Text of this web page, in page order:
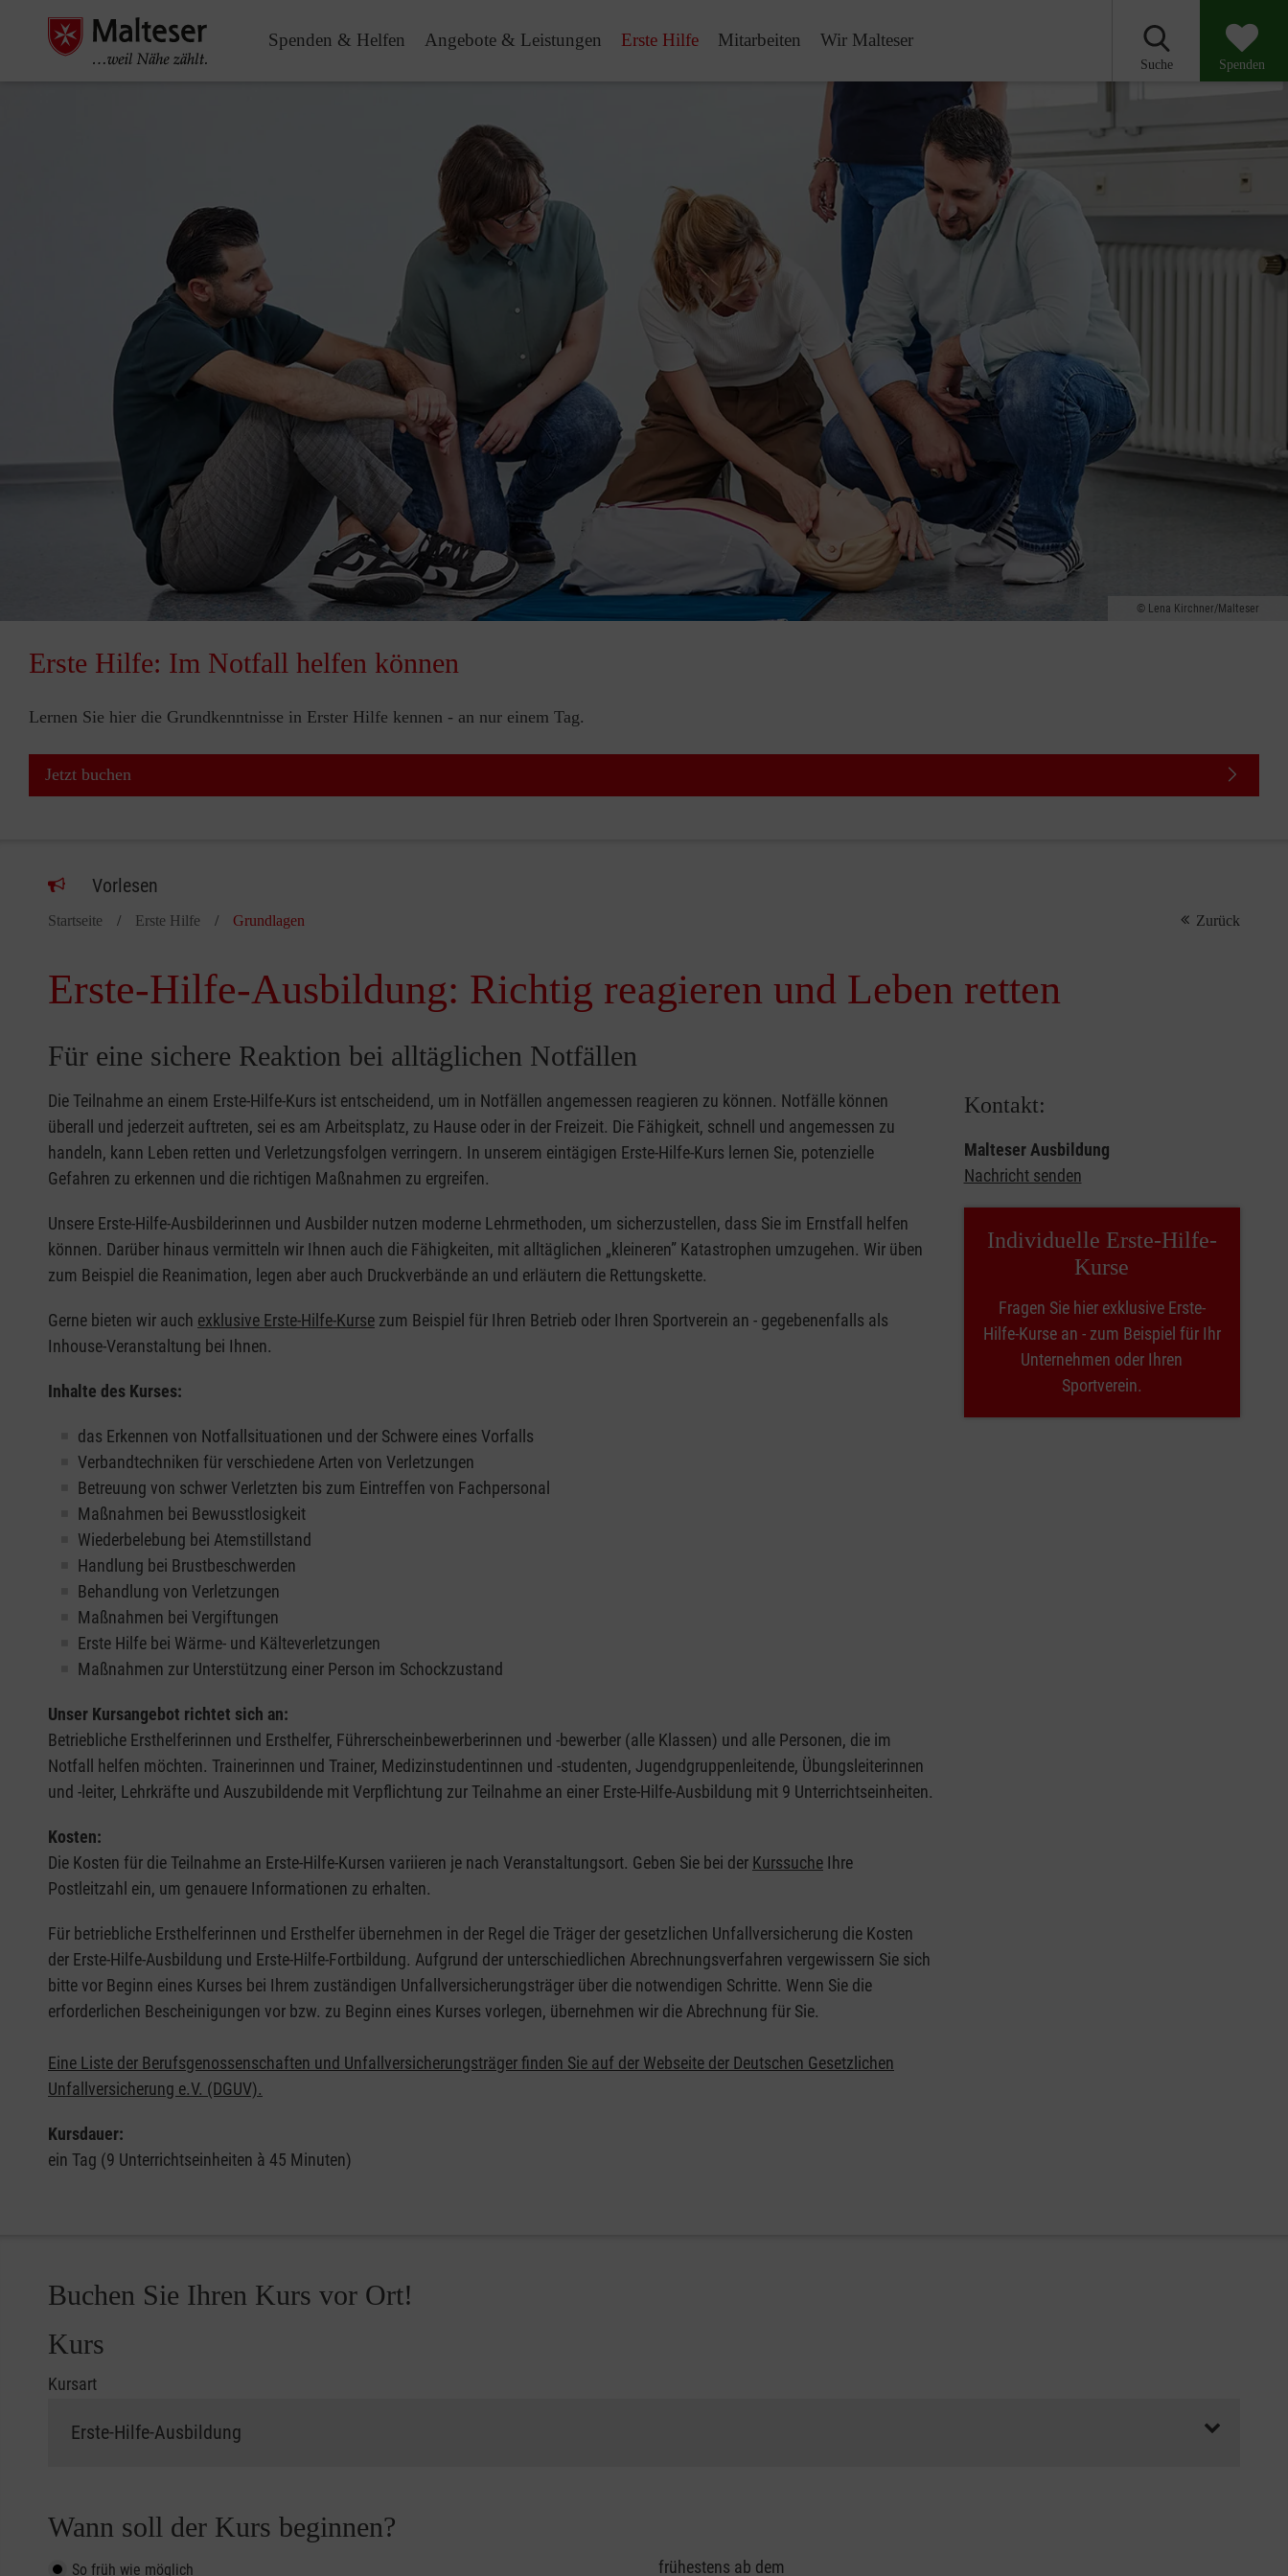
Spenden & Helfen Angebote & Leistungen Erste Hilfe Mitarbeiten Wir Malteser
Suche Spenden
Lena Kirchner/Malteser
Erste Hilfe: Im Notfall helfen können
Lernen Sie hier die Grundkenntnisse in Erster Hilfe kennen - an nur einem Tag.
Jetzt buchen
Vorlesen
Startseite Erste Hilfe Grundlagen Zurück
Erste-Hilfe-Ausbildung: Richtig reagieren und Leben retten
Für eine sichere Reaktion bei alltäglichen Notfällen
Die Teilnahme an einem Erste-Hilfe-Kurs ist entscheidend, um in Notfällen angemessen reagieren zu können. Notfälle können
überall und jederzeit auftreten, sei es am Arbeitsplatz, zu Hause oder in der Freizeit. Die Fähigkeit, schnell und angemessen zu
handeln, kann Leben retten und Verletzungsfolgen verringern. In unserem eintägigen Erste-Hilfe-Kurs lernen Sie, potenzielle
Gefahren zu erkennen und die richtigen Maßnahmen zu ergreifen.
Unsere Erste-Hilfe-Ausbilderinnen und Ausbilder nutzen moderne Lehrmethoden, um sicherzustellen, dass Sie im Ernstfall helfen
können. Darüber hinaus vermitteln wir Ihnen auch die Fähigkeiten, mit alltäglichen „kleineren” Katastrophen umzugehen. Wir üben
zum Beispiel die Reanimation, legen aber auch Druckverbände an und erläutern die Rettungskette.
Gerne bieten wir auch exklusive Erste-Hilfe-Kurse zum Beispiel für Ihren Betrieb oder Ihren Sportverein an - gegebenenfalls als
Inhouse-Veranstaltung bei Ihnen.
Inhalte des Kurses:
das Erkennen von Notfallsituationen und der Schwere eines Vorfalls
Verbandtechniken für verschiedene Arten von Verletzungen
Betreuung von schwer Verletzten bis zum Eintreffen von Fachpersonal
Maßnahmen bei Bewusstlosigkeit
Wiederbelebung bei Atemstillstand
Handlung bei Brustbeschwerden
Behandlung von Verletzungen
Maßnahmen bei Vergiftungen
Erste Hilfe bei Wärme- und Kälteverletzungen
Maßnahmen zur Unterstützung einer Person im Schockzustand
Unser Kursangebot richtet sich an:
Betriebliche Ersthelferinnen und Ersthelfer, Führerscheinbewerberinnen und -bewerber (alle Klassen) und alle Personen, die im
Notfall helfen möchten. Trainerinnen und Trainer, Medizinstudentinnen und -studenten, Jugendgruppenleitende, Übungsleiterinnen
und -leiter, Lehrkräfte und Auszubildende mit Verpflichtung zur Teilnahme an einer Erste-Hilfe-Ausbildung mit 9 Unterrichtseinheiten.
Kosten:
Die Kosten für die Teilnahme an Erste-Hilfe-Kursen variieren je nach Veranstaltungsort. Geben Sie bei der Kurssuche Ihre
Postleitzahl ein, um genauere Informationen zu erhalten.
Für betriebliche Ersthelferinnen und Ersthelfer übernehmen in der Regel die Träger der gesetzlichen Unfallversicherung die Kosten
der Erste-Hilfe-Ausbildung und Erste-Hilfe-Fortbildung. Aufgrund der unterschiedlichen Abrechnungsverfahren vergewissern Sie sich
bitte vor Beginn eines Kurses bei Ihrem zuständigen Unfallversicherungsträger über die notwendigen Schritte. Wenn Sie die
erforderlichen Bescheinigungen vor bzw. zu Beginn eines Kurses vorlegen, übernehmen wir die Abrechnung für Sie.
Eine Liste der Berufsgenossenschaften und Unfallversicherungsträger finden Sie auf der Webseite der Deutschen Gesetzlichen
Unfallversicherung e.V. (DGUV).
Kursdauer:
ein Tag (9 Unterrichtseinheiten à 45 Minuten)
Kontakt:
Malteser Ausbildung
Nachricht senden
Individuelle Erste-Hilfe-
Kurse
Fragen Sie hier exklusive Erste-
Hilfe-Kurse an - zum Beispiel für Ihr
Unternehmen oder Ihren
Sportverein.
Buchen Sie Ihren Kurs vor Ort!
Kurs
Kursart
Wann soll der Kurs beginnen?
So früh wie möglich frühestens ab dem